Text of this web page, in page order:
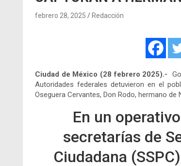
febrero 28, 2025 Redacción
Ciudad de México (28 febrero 2025).-
Autoridades federales detuvieron en el
Oseguera Cervantes, Don Rodo, hermano
En un
secretarías de
Ciudadana